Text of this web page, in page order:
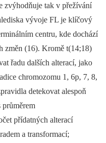
zvýhodňuje tak v přežívání
vývoje FL je klíčový
centru, kde dochází
změn (16). Kromě t(14;18)
řadu dalších alterací, jako
chromozomu 1, 6p, 7, 8,
detekovat alespoň
přídatných alterací
a transformací;